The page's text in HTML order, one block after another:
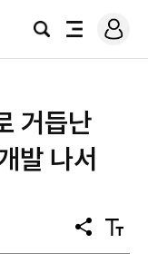
검
전
로
그
거듭난
발 나서
공
유
텍
스